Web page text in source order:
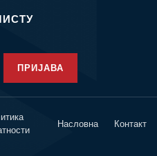
ПРИЈАВА
Насловна Контакт